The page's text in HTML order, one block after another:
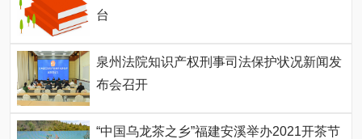
台
泉州法院知识产权刑事司法保护状况新闻发
布会召开
“中国乌龙茶之乡”福建安溪举办2021开茶节